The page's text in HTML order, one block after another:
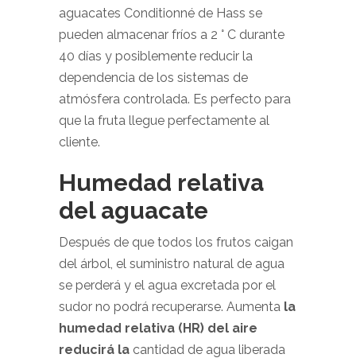
aguacates Conditionné de Hass se
pueden almacenar fríos a 2 ° C durante
40 días y posiblemente reducir la
dependencia de los sistemas de
atmósfera controlada. Es perfecto para
que la fruta llegue perfectamente al
cliente.
Humedad relativa
del aguacate
Después de que todos los frutos caigan
del árbol, el suministro natural de agua
se perderá y el agua excretada por el
sudor no podrá recuperarse. Aumenta la
humedad relativa (HR) del aire
reducirá la cantidad de agua liberada